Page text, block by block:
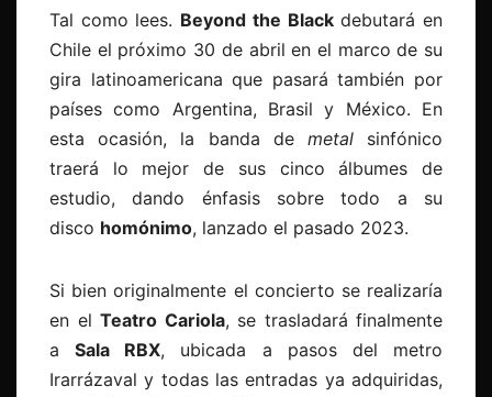
Tal como lees. Beyond the Blackdebutará en
Chile el próximo 30 de abril en el marco de su
gira latinoamericana que pasará también por
países como Argentina, Brasil y México. En
esta ocasión, la banda de metal sinfónico
traerá lo mejor de sus cinco álbumes de
estudio, dando énfasis sobre todo a su
disco homónimo, lanzado el pasado 2023.
Si bien originalmente el concierto se realizaría
en el Teatro Cariola, se trasladará finalmente
aSala RBX, ubicada a pasos del metro
Irarrázaval y todas las entradas ya adquiridas,